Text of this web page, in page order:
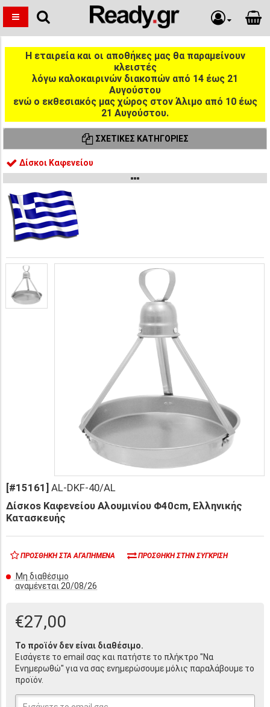
Η εταιρεία και οι αποθήκες μας θα παραμείνουν
κλειστές
λόγω καλοκαιρινών διακοπών από 14 έως 21
Αυγούστου
ενώ ο εκθεσιακός μας χώρος στον Άλιμο από 10 έως
21 Αυγούστου.
ΣΧΕΤΙΚΈΣ ΚΑΤΗΓΟΡΊΕΣ
Δίσκοι Καφενείου
[#15161] AL-DKF-40/AL
Δίσκοs Καφενείου Αλουμινίου Φ40cm, Ελληνικής
Κατασκευής
ΠΡΟΣΘΉΚΗ ΣΤΑ ΑΓΑΠΗΜΈΝΑ ΠΡΟΣΘΉΚΗ ΣΤΗΝ ΣΎΓΚΡΙΣΗ
Μη διαθέσιμο
αναμένεται 20/08/26
€27,00
Το προϊόν δεν είναι διαθέσιμο.
Εισάγετε το email σας και πατήστε το πλήκτρο "Να
Ενημερωθώ" για να σας ενημερώσουμε μόλις παραλάβουμε το
προϊόν.